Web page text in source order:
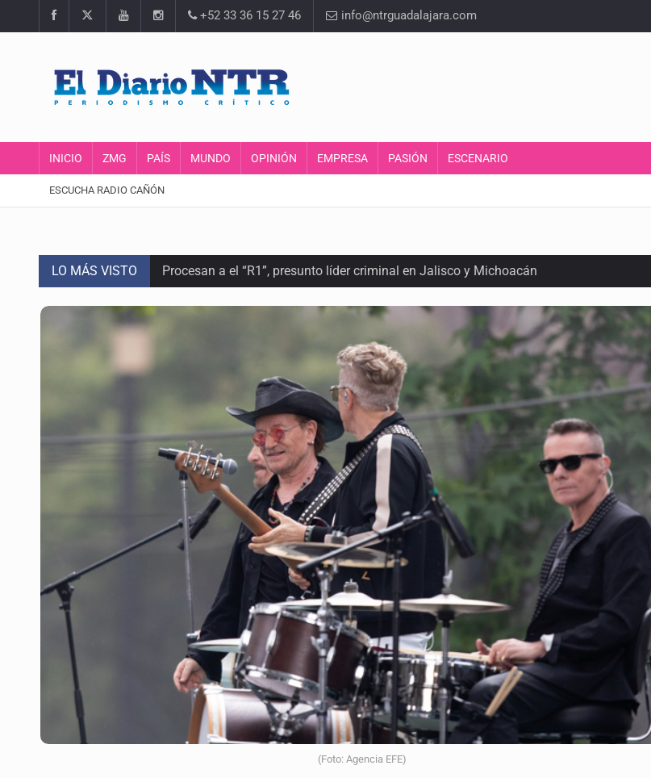
+52 33 36 15 27 46 info@ntrguadalajara.com
INICIO ZMG PAÍS MUNDO OPINIÓN EMPRESA PASIÓN ESCENARIO
ESCUCHA RADIO CAÑÓN
LO MÁS VISTO Procesan a el “R1”, presunto líder criminal en Jalisco y Michoacán
Detienen a tres miembros de red transnacional de tráfico de personas
Balean a hombre en calles de la colonia Buenos Aires; detonación alarma a vecinos
Llega en carreta al hospital tras recibir golpes en la cabeza en la colonia Americana
Motociclista fue perseguido y asesinado frente a un templo en Guadalajara
Descartan riesgo tras reportes de olor a gas en tres colonias de Tlaquepaque
Cae en Zapopan prófugo estadounidense buscado por Interpol
UdeG convierte residuos de agave en biotextil
Asume Abelardo De la Espriella como Presidente de Colombia
Policías bajo la mira: La CEDHJ documenta su implicación en desapariciones forzadas
(Foto: Agencia EFE)